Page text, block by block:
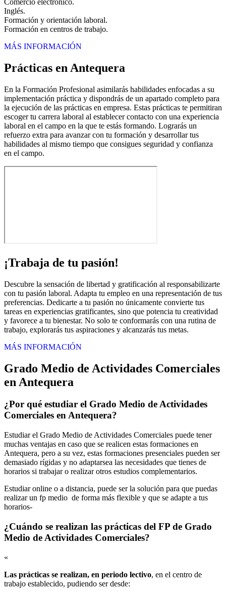
Comercio electrónico.
Inglés.
Formación y orientación laboral.
Formación en centros de trabajo.
MÁS INFORMACIÓN
Prácticas en Antequera
En la Formación Profesional asimilarás habilidades enfocadas a su
implementación práctica y dispondrás de un apartado completo para
la ejecución de las prácticas en empresa. Estas prácticas te permitiran
escoger tu carrera laboral al establecer contacto con una experiencia
laboral en el campo en la que te estás formando. Lograrás un
refuerzo extra para avanzar con tu formación y desarrollar tus
habilidades al mismo tiempo que consigues seguridad y confianza
en el campo.
¡Trabaja de tu pasión!
Descubre la sensación de libertad y gratificación al responsabilizarte
con tu pasión laboral. Adapta tu empleo en una representación de tus
preferencias. Dedicarte a tu pasión no únicamente convierte tus
tareas en experiencias gratificantes, sino que potencia tu creatividad
y favorece a tu bienestar. No solo te conformarás con una rutina de
trabajo, explorarás tus aspiraciones y alcanzarás tus metas.
MÁS INFORMACIÓN
Grado Medio de Actividades Comerciales
en Antequera
¿Por qué estudiar el Grado Medio de Actividades
Comerciales en Antequera?
Estudiar el Grado Medio de Actividades Comerciales puede tener
muchas ventajas en caso que se realicen estas formaciones en
Antequera, pero a su vez, estas formaciones presenciales pueden ser
demasiado rígidas y no adaptarsea las necesidades que tienes de
horarios si trabajar o realizar otros estudios complementarios.
Estudiar online o a distancia, puede ser la solución para que puedas
realizar un fp medio de forma más flexible y que se adapte a tus
horarios-
¿Cuándo se realizan las prácticas del FP de Grado
Medio de Actividades Comerciales?
«
Las prácticas se realizan, en periodo lectivo, en el centro de
trabajo establecido, pudiendo ser desde: